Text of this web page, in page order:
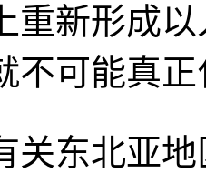
重新形成
不可能真
关东北亚